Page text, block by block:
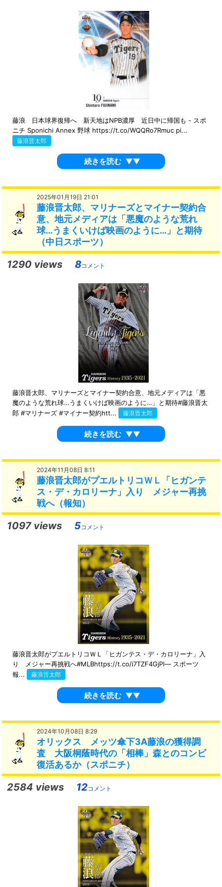
藤浪 日本球界復帰へ 新天地はNPB濃厚 近日中に帰国も - スポ
ニチ Sponichi Annex 野球 https://t.co/WQQRo7Rmuc pi...
藤浪晋太郎
続きを読む ▼▼
2025年01月19日 21:01
藤浪晋太郎、マリナーズとマイナー契約合
意、地元メディアは「悪魔のような荒れ
球…うまくいけば映画のように…」と期待
（中日スポーツ）
1290 views 8コメント
藤浪晋太郎、マリナーズとマイナー契約合意、地元メディアは「悪
魔のような荒れ球…うまくいけば映画のように…」と期待#藤浪晋太
郎 #マリナーズ #マイナー契約htt...
藤浪晋太郎
続きを読む ▼▼
2024年11月08日 8:11
藤浪晋太郎がプエルトリコＷＬ「ヒガンテ
ス・デ・カロリーナ」入り メジャー再挑
戦へ（報知）
1097 views 5コメント
藤浪晋太郎がプエルトリコＷＬ「ヒガンテス・デ・カロリーナ」入
り メジャー再挑戦へ#MLBhttps://t.co/i7TZF4GjPl— スポーツ
報...
藤浪晋太郎
続きを読む ▼▼
2024年10月08日 8:29
オリックス メッツ傘下3A藤浪の獲得調
査 大阪桐蔭時代の「相棒」森とのコンビ
復活あるか（スポニチ）
2584 views 12コメント